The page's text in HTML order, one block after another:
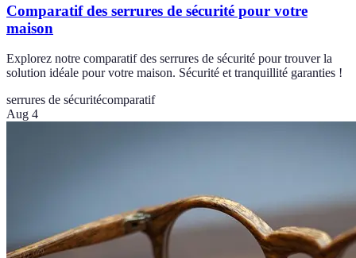
Comparatif des serrures de sécurité pour votre
maison
Explorez notre comparatif des serrures de sécurité pour trouver la
solution idéale pour votre maison. Sécurité et tranquillité garanties !
serrures de sécuritécomparatif
Aug 4